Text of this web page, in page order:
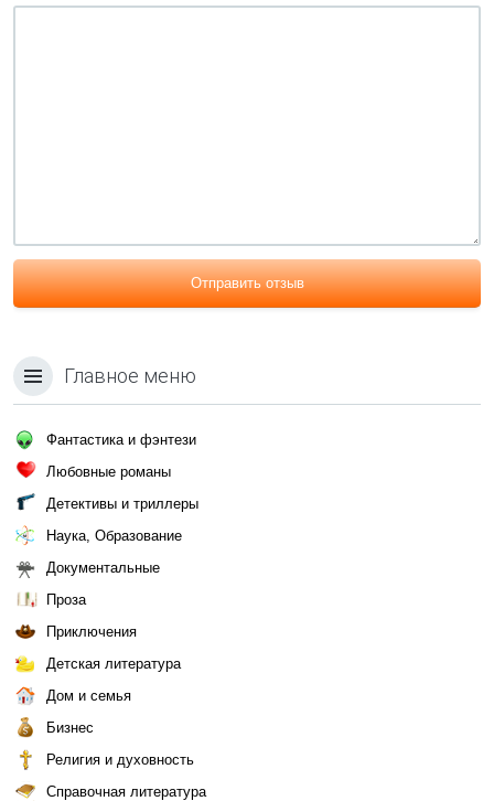
Отправить отзыв
Главное меню
Фантастика и фэнтези
Любовные романы
Детективы и триллеры
Наука, Образование
Документальные
Проза
Приключения
Детская литература
Дом и семья
Бизнес
Религия и духовность
Справочная литература